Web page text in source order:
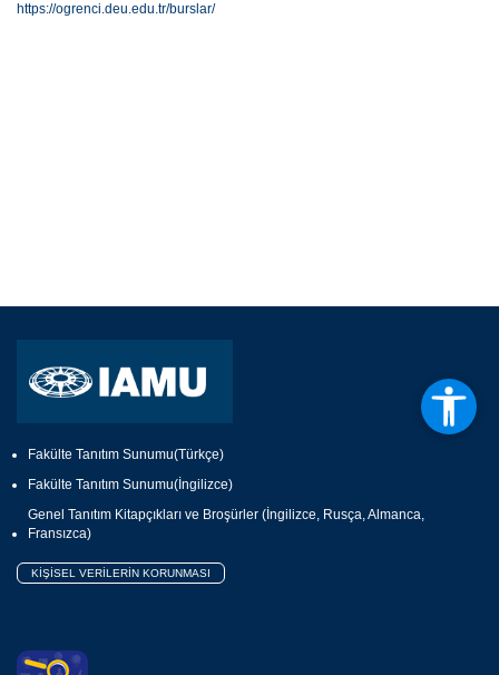
https://ogrenci.deu.edu.tr/burslar/
Fakülte Tanıtım Sunumu(Türkçe)
Fakülte Tanıtım Sunumu(İngilizce)
Genel Tanıtım Kitapçıkları ve Broşürler (İngilizce, Rusça, Almanca,
Fransızca)
KİŞİSEL VERİLERİN KORUNMASI